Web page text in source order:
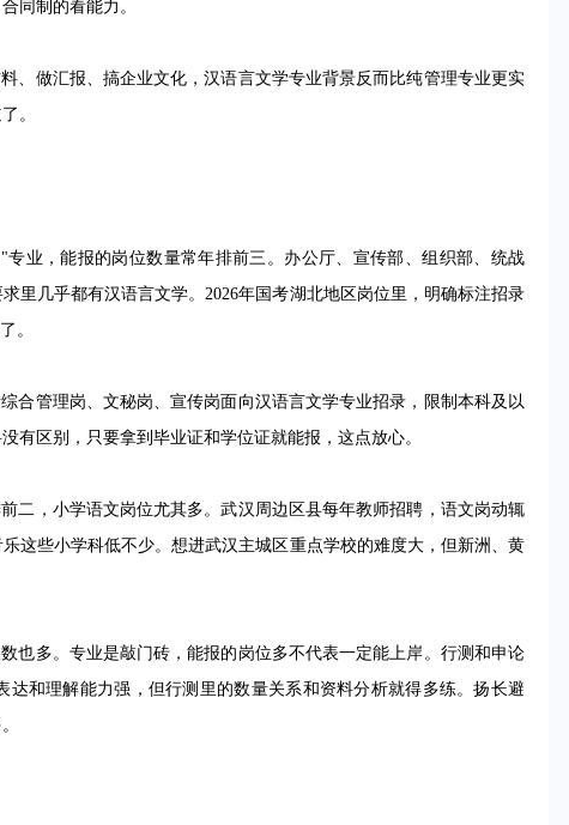
同制的看能力。
做汇报、搞企业文化，汉语言文学专业背景反而比纯管理专业更实
。
，能报的岗位数量常年排前三。办公厅、宣传部、组织部、统战
里几乎都有汉语言文学。2026年国考湖北地区岗位里，明确标注招录
。
管理岗、文秘岗、宣传岗面向汉语言文学专业招录，限制本科及以
有区别，只要拿到毕业证和学位证就能报，这点放心。
，小学语文岗位尤其多。武汉周边区县每年教师招聘，语文岗动辄
这些小学科低不少。想进武汉主城区重点学校的难度大，但新洲、黄
多。专业是敲门砖，能报的岗位多不代表一定能上岸。行测和申论
和理解能力强，但行测里的数量关系和资料分析就得多练。扬长避